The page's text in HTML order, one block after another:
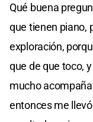
Qué buena
que tienen piano,
exploración,
que de que toco,
mucho
entonces me